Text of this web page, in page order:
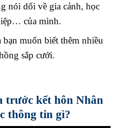
nói dối về gia cảnh, học
của mình.
muốn biết thêm nhiều
sắp cưới.
kết hôn Nhân
thông tin gì?